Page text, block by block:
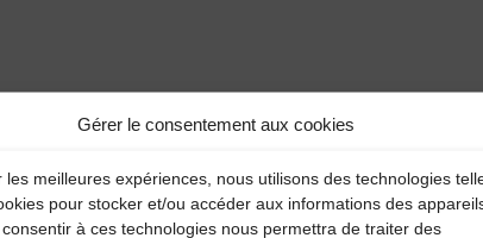
Gérer le consentement aux cookies
les meilleures expériences, nous utilisons des technologies
pour stocker et/ou accéder aux informations des
à ces technologies nous permettra de traiter des